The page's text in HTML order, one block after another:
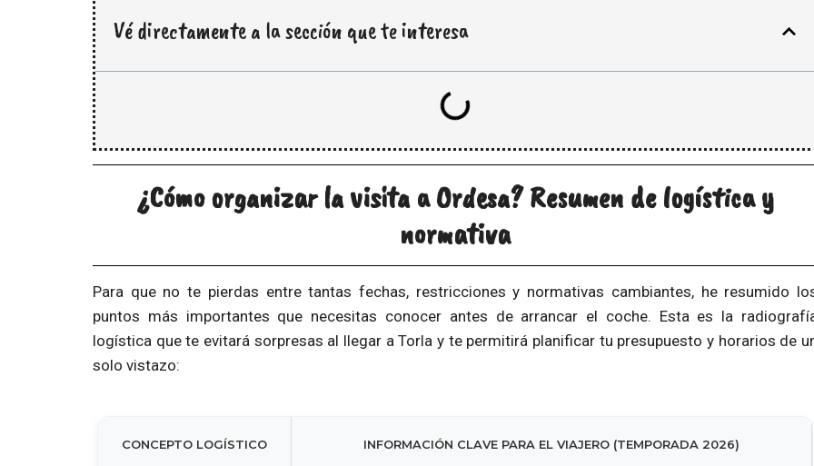
Vé directamente a la sección que te interesa
¿Cómo organizar la visita a Ordesa? Resumen de logística y
normativa
Para que no te pierdas entre tantas fechas, restricciones y normativas cambiantes, he resumido
puntos más importantes que necesitas conocer antes de arrancar el coche. Esta es la
logística que te evitará sorpresas al llegar a Torla y te permitirá planificar tu presupuesto y horarios de
solo vistazo:
CONCEPTO LOGÍSTICO INFORMACIÓN CLAVE PARA EL VIAJERO (TEMPORADA 2026)